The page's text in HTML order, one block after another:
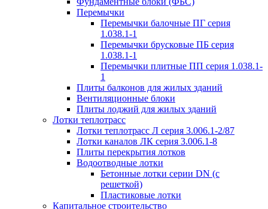
Перемычки
Перемычки балочные ПГ серия
1.038.1-1
Перемычки брусковые ПБ серия
1.038.1-1
Перемычки плитные ПП серия 1.038.1-
1
Плиты балконов для жилых зданий
Вентиляционные блоки
Плиты лоджий для жилых зданий
Лотки теплотрасс
Лотки теплотрасс Л серия 3.006.1-2/87
Лотки каналов ЛК серия 3.006.1-8
Плиты перекрытия лотков
Водоотводные лотки
Бетонные лотки серии DN (с
решеткой)
Пластиковые лотки
Капитальное строительство